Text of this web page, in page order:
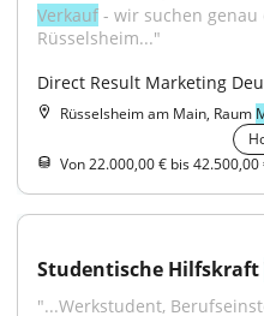
Verkauf - wir suchen genau
Rüsselsheim..."
Direct Result Marketing
Rüsselsheim am Main, Raum
Von 22.000,00 € bis 42.500,00
Studentische Hilfskraft